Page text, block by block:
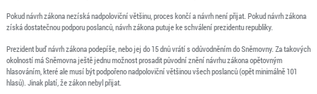
Pokud návrh zákona nezíská nadpoloviční většinu, proces končí a návrh není přijat. Pokud návrh zákona
získá dostatečnou podporu poslanců, návrh zákona putuje ke schválení prezidentu republiky.
Prezident buď návrh zákona podepíše, nebo jej do 15 dnů vrátí s odůvodněním do Sněmovny. Za takových
okolností má Sněmovna ještě jednu možnost prosadit původní znění návrhu zákona opětovným
hlasováním, které ale musí být podpořeno nadpoloviční většinou všech poslanců (opět minimálně 101
hlasů). Jinak platí, že zákon nebyl přijat.